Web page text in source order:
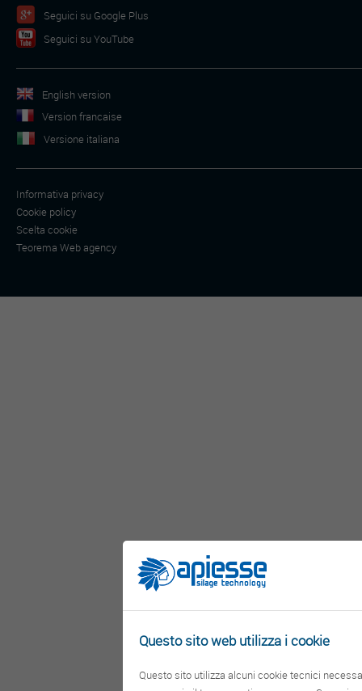
Seguici su Google Plus
Seguici su YouTube
English version
Version francaise
Versione italiana
Informativa privacy
Cookie policy
Scelta cookie
Teorema Web agency
Questo sito web utilizza i cookie
Questo sito utilizza alcuni cookie tecnici